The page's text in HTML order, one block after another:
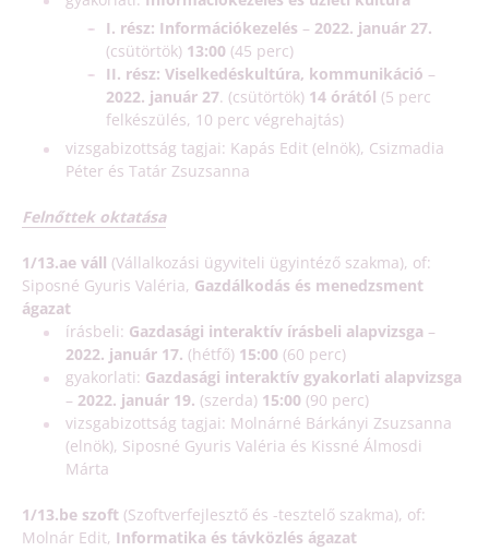
I. rész: Információkezelés – 2022. január 27.
(csütörtök) 13:00 (45 perc)
II. rész: Viselkedéskultúra, kommunikáció –
2022. január 27. (csütörtök) 14 órától (5 perc
felkészülés, 10 perc végrehajtás)
vizsgabizottság tagjai: Kapás Edit (elnök), Csizmadia
Péter és Tatár Zsuzsanna
Felnőttek oktatása
1/13.ae váll (Vállalkozási ügyviteli ügyintéző szakma), of:
Siposné Gyuris Valéria, Gazdálkodás és menedzsment
ágazat
írásbeli: Gazdasági interaktív írásbeli alapvizsga –
2022. január 17. (hétfő) 15:00 (60 perc)
gyakorlati: Gazdasági interaktív gyakorlati alapvizsga
– 2022. január 19. (szerda) 15:00 (90 perc)
vizsgabizottság tagjai: Molnárné Bárkányi Zsuzsanna
(elnök), Siposné Gyuris Valéria és Kissné Álmosdi
Márta
1/13.be szoft (Szoftverfejlesztő és -tesztelő szakma), of:
Molnár Edit, Informatika és távközlés ágazat